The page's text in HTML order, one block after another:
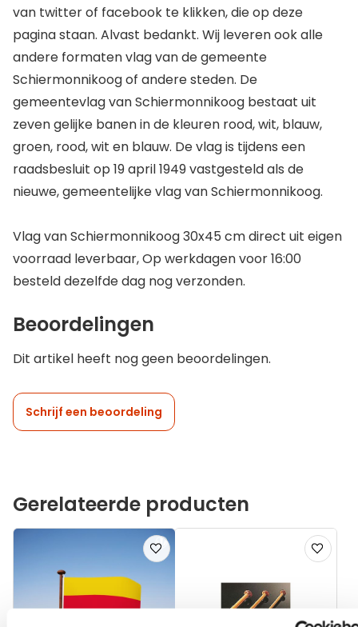
van twitter of facebook te klikken, die op deze
pagina staan. Alvast bedankt. Wij leveren ook alle
andere formaten vlag van de gemeente
Schiermonnikoog of andere steden. De
gemeentevlag van Schiermonnikoog bestaat uit
zeven gelijke banen in de kleuren rood, wit, blauw,
groen, rood, wit en blauw. De vlag is tijdens een
raadsbesluit op 19 april 1949 vastgesteld als de
nieuwe, gemeentelijke vlag van Schiermonnikoog.
Vlag van Schiermonnikoog 30x45 cm direct uit eigen
voorraad leverbaar, Op werkdagen voor 16:00
besteld dezelfde dag nog verzonden.
Beoordelingen
Dit artikel heeft nog geen beoordelingen.
Schrijf een beoordeling
Gerelateerde producten
Voeg
toe
Voeg
toe